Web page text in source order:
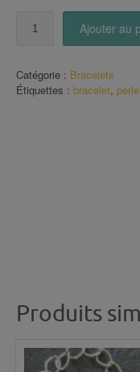
Cube
(9)
Ajouter au
Catégorie : Bracelets
Étiquettes : bracelet, perle
Produits